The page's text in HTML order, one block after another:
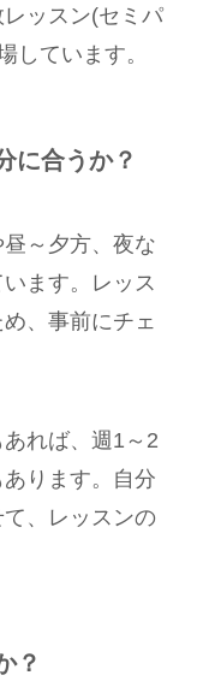
ッスン(セミパ
しています。
に合うか？
～夕方、夜な
ます。レッス
、事前にチェ
れば、週1～2
ります。自分
、レッスンの
？